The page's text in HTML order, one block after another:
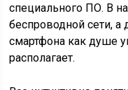
специального ПО. В
беспроводной сети,
смартфона как душе
располагает.